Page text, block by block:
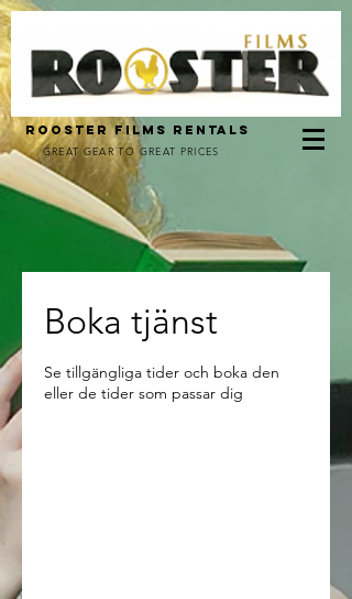
ROOSTER FILMS RENTALS
GREAT GEAR TO GREAT PRICES
Boka tjänst
Se tillgängliga tider och boka den
eller de tider som passar dig